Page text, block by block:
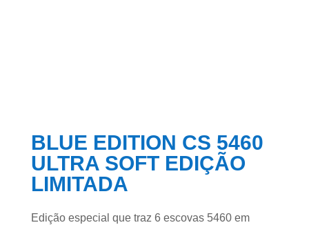
BLUE EDITION CS 5460
ULTRA SOFT EDIÇÃO
LIMITADA
Edição especial que traz 6 escovas 5460 em